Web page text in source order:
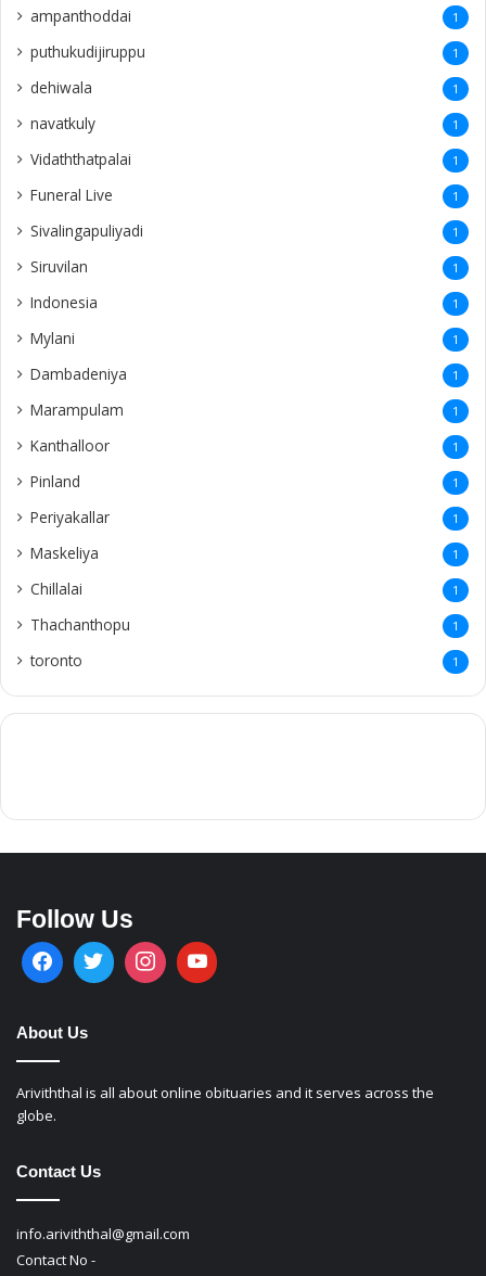
ampanthoddai 1
puthukudijiruppu 1
dehiwala 1
navatkuly 1
Vidaththatpalai 1
Funeral Live 1
Sivalingapuliyadi 1
Siruvilan 1
Indonesia 1
Mylani 1
Dambadeniya 1
Marampulam 1
Kanthalloor 1
Pinland 1
Periyakallar 1
Maskeliya 1
Chillalai 1
Thachanthopu 1
toronto 1